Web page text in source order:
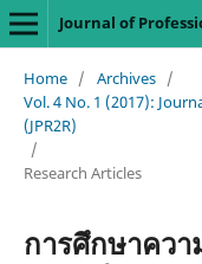
Journal of
Home / Archives /
Vol. 4 No. 1 (2017):
(JPR2R)
/
Research Articles
การศึกษาคว